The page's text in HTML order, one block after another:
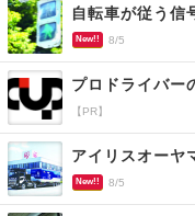
New!! 8/5
プロドライバー
【PR】
アイリスオー
New!! 8/5